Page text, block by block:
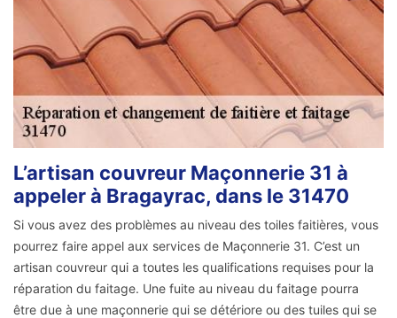
L’artisan couvreur Maçonnerie 31 à
appeler à Bragayrac, dans le 31470
Si vous avez des problèmes au niveau des toiles faitières, vous
pourrez faire appel aux services de Maçonnerie 31. C’est un
artisan couvreur qui a toutes les qualifications requises pour la
réparation du faitage. Une fuite au niveau du faitage pourra
être due à une maçonnerie qui se détériore ou des tuiles qui se